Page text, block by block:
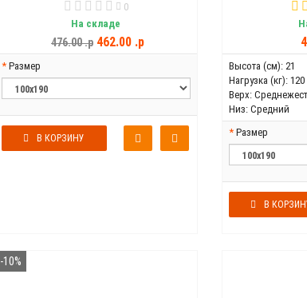
0
На складе
476.00 .p 462.00 .p
Размер
В КОРЗИНУ
Высота (см): 21
Нагрузка (кг): 120
Верх:
Низ: Средний
Размер
В
-10%